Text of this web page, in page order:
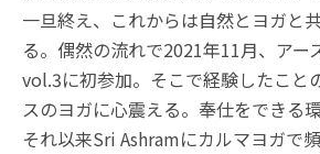
一旦終え、これからは自然とヨガと
る。偶然の流れで2021年11月、アー
vol.3に初参加。そこで経験したこと
スのヨガに心震える。奉仕をできる
それ以来Sri Ashramにカルマヨガで頻